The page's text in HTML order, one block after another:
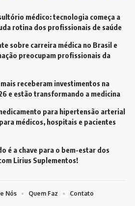
médico: tecnologia começa a
rotina dos profissionais de saúde
sobre carreira médica no Brasil e
preocupam profissionais da
receberam investimentos na
e estão transformando a medicina
para hipertensão arterial
médicos, hospitais e pacientes
é a chave para o bem-estar dos
Lirius Suplementos!
Nós Quem Faz Contato